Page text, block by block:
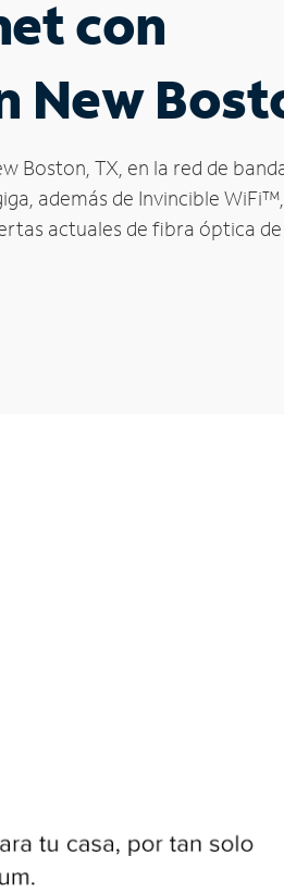
con
New
Boston, TX, en la red de
además de Invincible
actuales de fibra óptica